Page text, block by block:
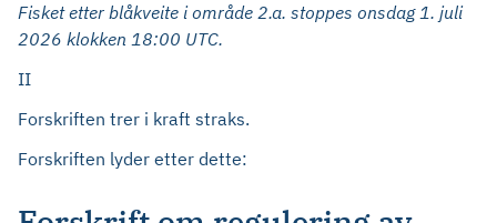
Fisket etter blåkveite i område 2.a. stoppes onsdag 1. juli
2026 klokken 18:00 UTC.
II
Forskriften trer i kraft straks.
Forskriften lyder etter dette: